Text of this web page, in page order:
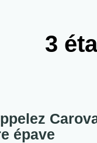
3
épave